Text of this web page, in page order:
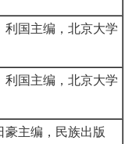
利国主编，北京大学
利国主编，北京大学
豪主编，民族出版